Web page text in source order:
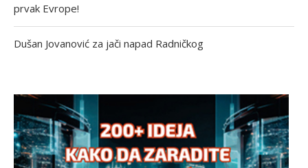
prvak Evrope!
Dušan Jovanović za jači napad Radničkog